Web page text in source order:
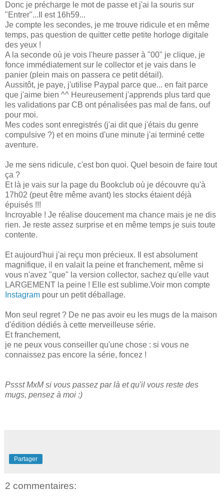
Donc je précharge le mot de passe et j'ai la souris sur
"Entrer"...Il est 16h59...
Je compte les secondes, je me trouve ridicule et en même
temps, pas question de quitter cette petite horloge digitale
des yeux !
A la seconde où je vois l'heure passer à "00" je clique, je
fonce immédiatement sur le collector et je vais dans le
panier (plein mais on passera ce petit détail).
Aussitôt, je paye, j'utilise Paypal parce que... en fait parce
que j'aime bien ^^ Heureusement j'apprends plus tard que
les validations par CB ont pénalisées pas mal de fans, ouf
pour moi.
Mes codes sont enregistrés (j'ai dit que j'étais du genre
compulsive ?) et en moins d'une minute j'ai terminé cette
aventure.
Je me sens ridicule, c'est bon quoi. Quel besoin de faire tout
ça ?
Et là je vais sur la page du Bookclub où je découvre qu'à
17h02 (peut être même avant) les stocks étaient déjà
épuisés !!!
Incroyable ! Je réalise doucement ma chance mais je ne dis
rien. Je reste assez surprise et en même temps je suis toute
contente.
Et aujourd'hui j'ai reçu mon précieux. Il est absolument
magnifique, il en valait la peine et franchement, même si
vous n'avez "que" la version collector, sachez qu'elle vaut
LARGEMENT la peine ! Elle est sublime.Voir mon compte
Instagram pour un petit déballage.
Mon seul regret ? De ne pas avoir eu les mugs de la maison
d'édition dédiés à cette merveilleuse série.
Et franchement,
je ne peux vous conseiller qu'une chose : si vous ne
connaissez pas encore la série, foncez !
Pssst MxM si vous passez par là et qu'il vous reste des
mugs, pensez à moi :)
Partager
2 commentaires: